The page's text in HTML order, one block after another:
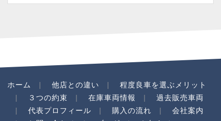
ホーム 他店との違い
程度良車を選ぶメリット
３つの約束
在庫車両情報
過去販売車両
代表プロフィール
購入の流れ
会社案内